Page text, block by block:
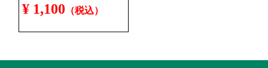
¥ 1,100 （税込）